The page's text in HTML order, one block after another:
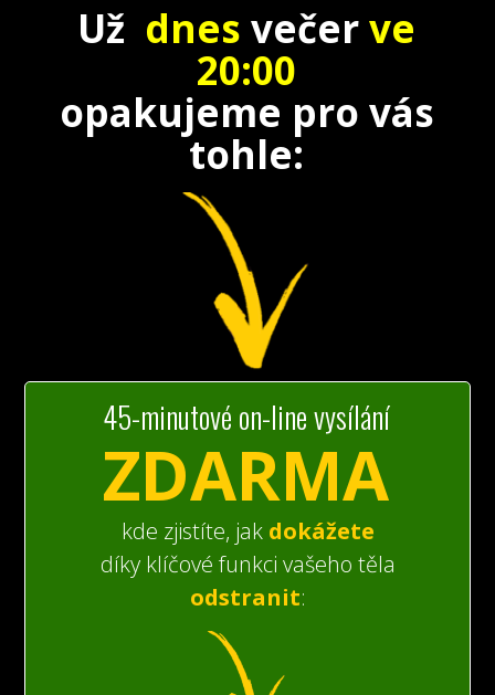
Už dnes večerve
20:00
opakujeme pro vás
tohle:
45-minutové on-line vysílání
ZDARMA
kde zjistíte, jak dokážete
díky klíčové funkci vašeho těla
odstranit: